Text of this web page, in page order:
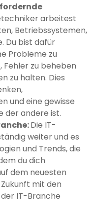
arbeitest
Betriebssystemen,
Du bist dafür
Probleme zu
Fehler zu beheben
zu halten. Dies
und eine gewisse
der andere ist.
Die IT-
weiter und es
und Trends, die
du dich
dem neuesten
mit den
IT-Branche